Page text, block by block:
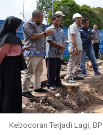
Kebocoran Terjadi Lagi,